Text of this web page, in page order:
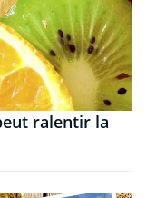
ralentir la